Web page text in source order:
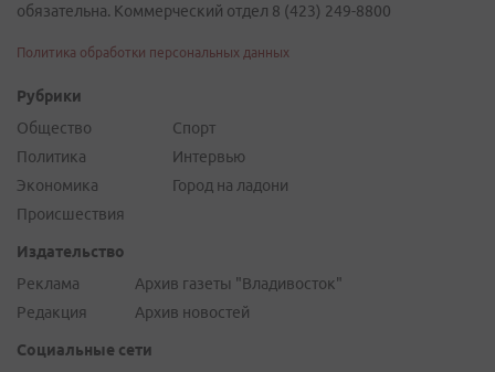
обязательна. Коммерческий отдел 8 (423) 249-8800
Политика обработки персональных данных
Рубрики
Общество
Политика
Экономика
Происшествия
Спорт
Интервью
Город на ладони
Издательство
Реклама
Редакция
Архив газеты "Владивосток"
Архив новостей
Социальные сети